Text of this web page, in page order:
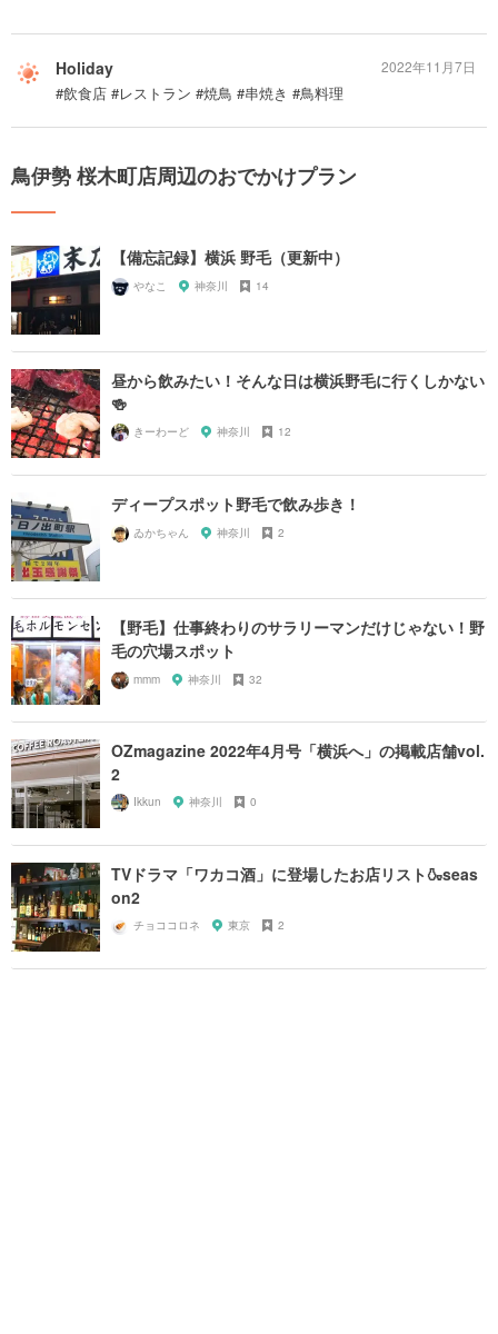
Holiday
#飲食店 #レストラン #焼鳥 #串焼き #鳥料理
2022年11月7日
鳥伊勢 桜木町店周辺のおでかけプラン
【備忘記録】横浜 野毛（更新中）
やなこ 神奈川 14
昼から飲みたい！そんな日は横浜野毛に行くしかない
🍻
きーわーど 神奈川 12
ディープスポット野毛で飲み歩き！
ゐかちゃん 神奈川 2
【野毛】仕事終わりのサラリーマンだけじゃない！野
毛の穴場スポット
mmm 神奈川 32
OZmagazine 2022年4月号「横浜へ」の掲載店舗vol.
2
Ikkun 神奈川 0
TVドラマ「ワカコ酒」に登場したお店リスト🍶seas
on2
チョココロネ 東京 2